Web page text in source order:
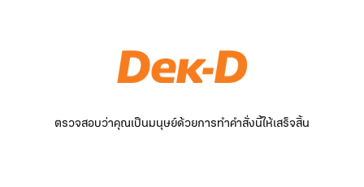
ตรวจสอบว่าคุณเป็นมนุษย์ด้วยการทำคำสั่งนี้ให้เสร็จสิ้น